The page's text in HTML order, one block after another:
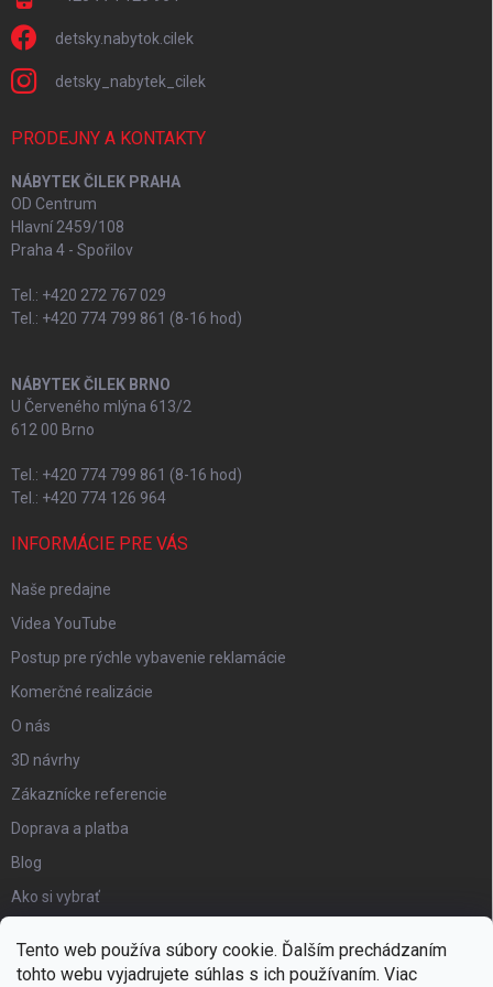
Tento web používa súbory cookie. Ďalším prechádzaním
tohto webu vyjadrujete súhlas s ich používaním. Viac
detsky.nabytok.cilek
detsky_nabytek_cilek
PRODEJNY A KONTAKTY
NÁBYTEK ČILEK PRAHA
OD Centrum
Hlavní 2459/108
Praha 4 - Spořilov
Tel.: +420 272 767 029
Tel.: +420 774 799 861 (8-16 hod)
NÁBYTEK ČILEK BRNO
U Červeného mlýna 613/2
612 00 Brno
Tel.: +420 774 799 861 (8-16 hod)
Tel.: +420 774 126 964
INFORMÁCIE PRE VÁS
Naše predajne
Videa YouTube
Postup pre rýchle vybavenie reklamácie
Komerčné realizácie
O nás
3D návrhy
Zákaznícke referencie
Doprava a platba
Blog
Ako si vybrať
Certifikát kvality